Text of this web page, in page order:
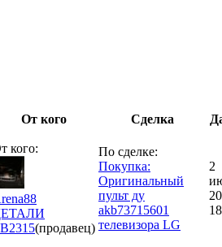
От кого Сделка
кого:
2315(продавец)
По сделке:
Покупка:
Оригинальный
пульт ду
akb73715601
телевизора LG
2